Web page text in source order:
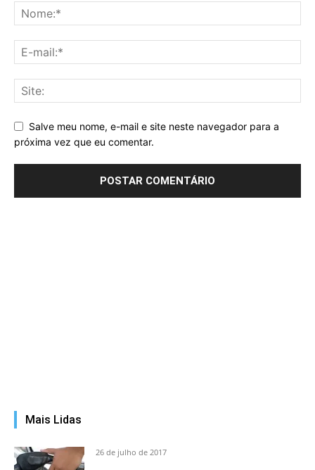
Salve meu nome, e-mail e site neste navegador para a
próxima vez que eu comentar.
Mais Lidas
26 de julho de 2017